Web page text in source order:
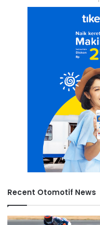
Recent Otomotif News